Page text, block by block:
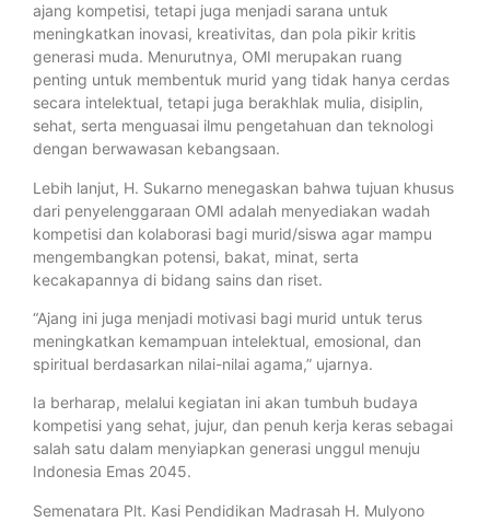
ajang kompetisi, tetapi juga menjadi sarana untuk
meningkatkan inovasi, kreativitas, dan pola pikir kritis
generasi muda. Menurutnya, OMI merupakan ruang
penting untuk membentuk murid yang tidak hanya cerdas
secara intelektual, tetapi juga berakhlak mulia, disiplin,
sehat, serta menguasai ilmu pengetahuan dan teknologi
dengan berwawasan kebangsaan.
Lebih lanjut, H. Sukarno menegaskan bahwa tujuan khusus
dari penyelenggaraan OMI adalah menyediakan wadah
kompetisi dan kolaborasi bagi murid/siswa agar mampu
mengembangkan potensi, bakat, minat, serta
kecakapannya di bidang sains dan riset.
“Ajang ini juga menjadi motivasi bagi murid untuk terus
meningkatkan kemampuan intelektual, emosional, dan
spiritual berdasarkan nilai-nilai agama,” ujarnya.
Ia berharap, melalui kegiatan ini akan tumbuh budaya
kompetisi yang sehat, jujur, dan penuh kerja keras sebagai
salah satu dalam menyiapkan generasi unggul menuju
Indonesia Emas 2045.
Semenatara Plt. Kasi Pendidikan Madrasah H. Mulyono